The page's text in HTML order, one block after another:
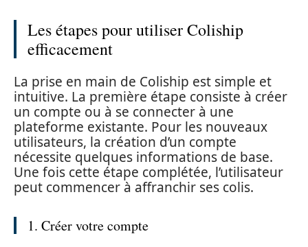
Les étapes pour utiliser Coliship
efficacement
La prise en main de Coliship est simple et
intuitive. La première étape consiste à créer
un compte ou à se connecter à une
plateforme existante. Pour les nouveaux
utilisateurs, la création d’un compte
nécessite quelques informations de base.
Une fois cette étape complétée, l’utilisateur
peut commencer à affranchir ses colis.
1. Créer votre compte